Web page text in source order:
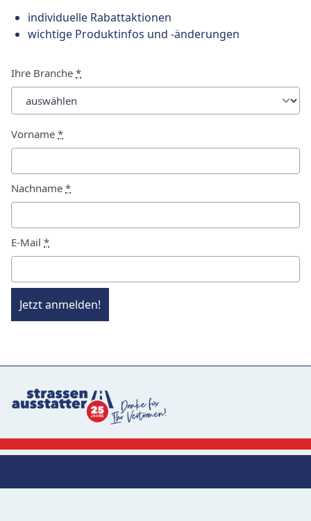
individuelle Rabattaktionen
wichtige Produktinfos und -änderungen
Ihre Branche *
Vorname *
Nachname *
E-Mail *
Jetzt anmelden!